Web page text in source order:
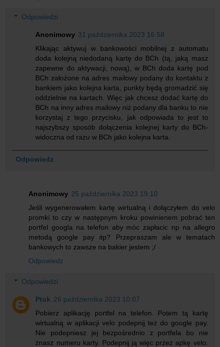
Odpowiedzi
Anonimowy 31 października 2023 16:58
Klikając aktywuj w bankowości mobilnej z automatu
doda kolejną niedodaną kartę do BCh (tą, jaką masz
zapewne do aktywacji, nową), w BCh doda kartę pod
BCh założone na adres mailowy podany do kontaktu z
bankiem jako kolejna karta, punkty będą gromadzić się
oddzielnie na kartach. Więc jak chcesz dodać kartę do
BCh na inny adres mailowy niż podany dla banku to nie
korzystaj z tego przycisku, jak odpowiada to jest to
najszybszy sposób dołączenia kolejnej karty do BCh-
widoczna od razu w BCh jako kolejna karta.
Odpowiedz
Anonimowy 25 października 2023 19:10
Jeśli wygenerowałem kartę wirtualną i dołączyłem do velo
promki to czy w następnym kroku powinienem pobrać ten
portfel googla na telefon aby móc zapłacic np na allegro
metodą google pay itp? Przepraszam ale w tematach
bankowych to zawsze na bakier jestem ;/
Odpowiedz
Odpowiedzi
Ptok 26 października 2023 10:07
Pobierz aplikację portfel na telefon. Potem tą kartę
wirtualną w aplikacji velo podepnij też do google pay.
Nie podepniesz jej bezpośrednio z portfela bo nie
znasz numeru karty. Podepnij ją więc przez apkę velo.